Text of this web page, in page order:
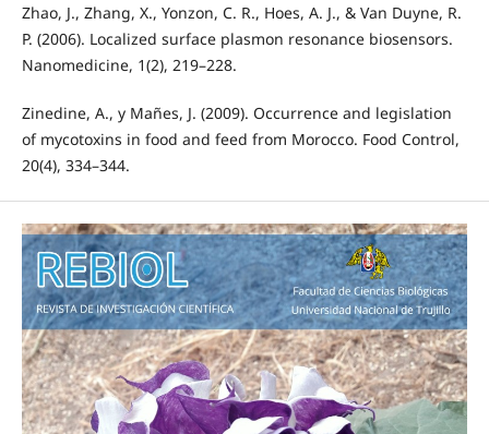
Zhao, J., Zhang, X., Yonzon, C. R., Hoes, A. J., & Van Duyne, R.
P. (2006). Localized surface plasmon resonance biosensors.
Nanomedicine, 1(2), 219–228.
Zinedine, A., y Mañes, J. (2009). Occurrence and legislation
of mycotoxins in food and feed from Morocco. Food Control,
20(4), 334–344.